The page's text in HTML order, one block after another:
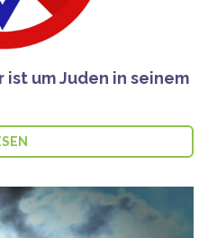
um Juden in seinem